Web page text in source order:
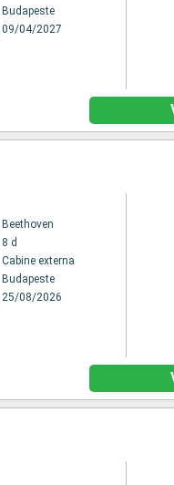
Budapeste
09/04/2027
Beethoven
8 d
Cabine externa
Budapeste
25/08/2026